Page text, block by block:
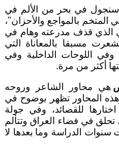
سنجول في بحر من الألم في
المتخم بالمواجع والأحزان"،
الذي قذف مدرعته وهام في
مسبقا بالمعاناة التي
اللوحات الداخلية وفي
أكثر من مرة.
هي محاور الشاعر وروحه
المحاور تظهر بوضوح في
للقصائد، وفي جولة
في فضاء العراق وتتألم
الدراسة وما بعدها لا